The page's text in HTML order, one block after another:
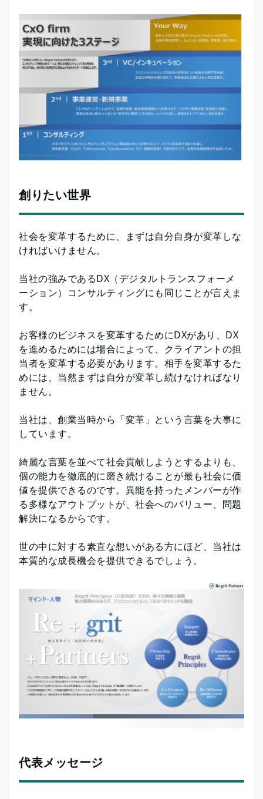
創りたい世界
社会を変革するために、まずは自分自身が変革しな
ければいけません。
当社の強みであるDX（デジタルトランスフォーメ
ーション）コンサルティングにも同じことが言えま
す。
お客様のビジネスを変革するためにDXがあり、DX
を進めるためには場合によって、クライアントの担
当者を変革する必要があります。相手を変革するた
めには、当然まずは自分が変革し続けなければなり
ません。
当社は、創業当時から「変革」という言葉を大事に
しています。
綺麗な言葉を並べて社会貢献しようとするよりも、
個の能力を徹底的に磨き続けることが最も社会に価
値を提供できるのです。異能を持ったメンバーが作
る多様なアウトプットが、社会へのバリュー、問題
解決になるからです。
世の中に対する素直な想いがある方にほど、当社は
本質的な成長機会を提供できるでしょう。
代表メッセージ